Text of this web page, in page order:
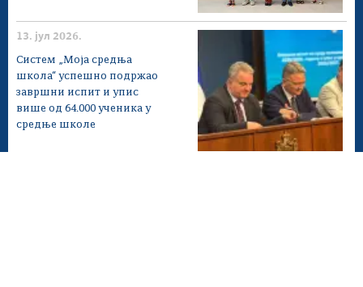
13. јул 2026.
Систем „Моја средња
школа“ успешно подржао
завршни испит и упис
више од 64.000 ученика у
средње школе